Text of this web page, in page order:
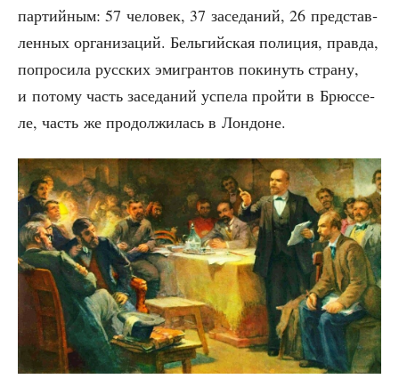
пар­тий­ным: 57 чело­век, 37 засе­да­ний, 26 пред­став­
лен­ных орга­ни­за­ций. Бель­гий­ская поли­ция, прав­да,
попро­си­ла рус­ских эми­гран­тов поки­нуть стра­ну,
и пото­му часть засе­да­ний успе­ла прой­ти в Брюс­се­
ле, часть же про­дол­жи­лась в Лондоне.